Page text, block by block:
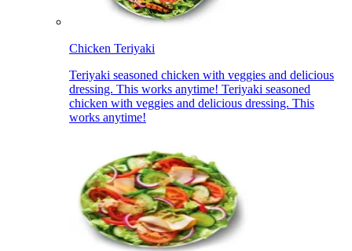
Chicken Teriyaki​​​​‌ ‍ ​‍​‍‌‍ ‌ ​‍‌‍‍‌‌‍‌ ‌‍‍‌‌‍ ‍​‍​‍​ ‍‍​‍​‍‌ ​ ‌‍​‌‌‍ ‍‌‍‍‌‌ ‌​‌ ‍‌​‍ ‍‌‍‍‌‌‍ ​‍​‍​‍ ​​‍​‍‌‍‍​‌ ​‍‌‍‌‌‌‍‌‍​‍​‍​ ‍‍​‍​‍‌‍‍​‌ ‌​‌ ‌​‌ ​​‌ ​ ​ ‍‍​‍ ​‍ ‌‍ ‍‌‍ ‌ ​‍‌‍‌​‌‍‍‌‌‍​ ​‍ ‌‌‍​‍‌‍‍‌‌ ‌​‌‍‌‌‌ ​ ​‍ ‌‌‍‌ ‌ ​‍‌‍ ‌ ‌‌‌ ​​​‍ ‌‌ ​ ‌ ‌​‌ ‌‌‌‍‌​‌‍‍‌‌‍ ​‍ ‍‌ ‌‍‌‍‌‌‌ ​‍‌‍​ ‌‍‌‌‌‍ ​​‍ ‍‌‍​‌‌ ​​‌ ​​​‍ ‌‍‍‌‌‍ ‍‌ ‌​‌‍‌‌‌‍ ‍‌ ‌​​‍ ‌‍‌‌‌‍‌​‌‍‍‌‌ ‌​​‍ ‌‍ ‌‌‍ ‌‍‌​‌‍‌‌​ ‌‌ ​​‌ ​‍‌‍‌‌‌ ​ ‌‍‌‌‌‍ ‍‌ ‌​‌‍​‌‌ ‌​‌‍‍‌‌‍ ‌‍ ‍​ ‍ ‌‍‍‌‌‍‌​​ ‌​ ‍‌‌‍‌​​ ‍​​ ‍‌‌‍‌‍​ ‌‍‌‍​‍‌‍​‍​‍ ‌‌‍​ ‌‍​ ​ ‌‌‌‍‌​​‍ ‌​ ‌​‌‍‌​‌‍​‌​ ​​​‍ ‌‌‍​‌​ ‌‍‌‍​‌​ ‌‍​‍ ‌​ ‌‍​ ​ ‌‍‌‌​ ​​‌‍​‌​ ‌ ‌‍‌‌‌‍‌​‌‍‌‌​ ‍‌‌‍‌​​ ​​​ ‍ ‌ ‌​‌ ‍‌‌ ​​‌‍‌‌​ ‌‌ ​​‌ ​‍‌‍ ‌‍‌​‌ ‌‌‌‍​ ‌ ‌​​ ‍ ‌ ​​‌‍​‌‌ ‌​‌‍‍​​ ‌‌‍ ‍‌‍​‌‌‍ ‌‌‍‌‌​‍‌‌​ ‌‌‌​​‍‌‌ ‌‍‍ ‌‍‌‌‌ ‍‌​‍‌‌​ ​ ‌​‌​​‍‌‌​ ​ ‌​‌​​‍‌‌​ ​‍​ ​‍‌‍‌‌‌‍ ‍​‍‌‌​ ​‍​ ​‍​‍‌‌​ ‌‌‌​‌​​‍ ‍‌ ‌‍‌‍​‌‌‍ ​‌ ‌‌‌‍‌‌​ ‌‍​‍‌‍​‌‌ ​ ‌‍‌‌‌‌‌‌‌ ​‍‌‍ ​​ ‌‌‍‍​‌ ‌​‌ ‌​‌ ​​‌ ​ ​‍‌‌​ ​ ‌​​‌​‍‌‌​ ​‍‌​‌‍​‍‌‌​ ​‍‌​‌‍‌‍ ‍‌‍ ‌ ​‍‌‍‌​‌‍‍‌‌‍​ ​‍ ‌‌‍​‍‌‍‍‌‌ ‌​‌‍‌‌‌ ​ ​‍ ‌‌‍‌ ‌ ​‍‌‍ ‌ ‌‌‌ ​​​‍ ‌‌ ​ ‌ ‌​‌ ‌‌‌‍‌​‌‍‍‌‌‍ ​‍ ‍‌ ‌‍‌‍‌‌‌ ​‍‌‍​ ‌‍‌‌‌‍ ​​‍ ‍‌‍​‌‌ ​​‌ ​​​‍‌‍‌‍‍‌‌‍‌​​ ‌​ ‍‌‌‍‌​​ ‍​​ ‍‌‌‍‌‍​ ‌‍‌‍​‍‌‍​‍​‍ ‌‌‍​ ‌‍​ ​ ‌‌‌‍‌​​‍ ‌​ ‌​‌‍‌​‌‍​‌​ ​​​‍ ‌‌‍​‌​ ‌‍‌‍​‌​ ‌‍​‍ ‌​ ‌‍​ ​ ‌‍‌‌​ ​​‌‍​‌​ ‌ ‌‍‌‌‌‍‌​‌‍‌‌​ ‍‌‌‍‌​​ ​​​‍‌‍‌ ‌​‌ ‍‌‌ ​​‌‍‌‌​ ‌‌ ​​‌ ​‍‌‍ ‌‍‌​‌ ‌‌‌‍​ ‌ ‌​​‍‌‍‌ ​​‌‍​‌‌ ‌​‌‍‍​​ ‌‌‍ ‍‌‍​‌‌‍ ‌‌‍‌‌​‍‌‌​ ‌‌‌​​‍‌‌ ‌‍‍ ‌‍‌‌‌ ‍‌​‍‌‌​ ​ ‌​‌​​‍‌‌​ ​ ‌​‌​​‍‌‌​ ​‍​ ​‍‌‍‌‌‌‍ ‍​‍‌‌​ ​‍​ ​‍​‍‌‌​ ‌‌‌​‌​​‍ ‍‌ ‌‍‌‍​‌‌‍ ​‌ ‌‌‌‍‌‌​‍‌‍‌ ​​‌‍‌‌‌ ​‍‌ ​ ‌ ​​‌‍‌‌‌‍​ ‌ ‌​‌‍‍‌‌ ‌‍‌‍‌‌​ ‌‌ ​​‌ ‌‌‌‍​‍‌‍ ​‌‍‍‌‌ ​ ‌‍‍​‌‍‌‌‌‍‌​​‍​‍‌ ‌
Teriyaki seasoned chicken with veggies and delicious
dressing. This works anytime! Teriyaki seasoned
chicken with veggies and delicious dressing. This
works anytime!​​​​‌ ‍ ​‍​‍‌‍ ‌ ​‍‌‍‍‌‌‍‌ ‌‍‍‌‌‍ ‍​‍​‍​ ‍‍​‍​‍‌ ​ ‌‍​‌‌‍ ‍‌‍‍‌‌ ‌​‌ ‍‌​‍ ‍‌‍‍‌‌‍ ​‍​‍​‍ ​​‍​‍‌‍‍​‌ ​‍‌‍‌‌‌‍‌‍​‍​‍​ ‍‍​‍​‍‌‍‍​‌ ‌​‌ ‌​‌ ​​‌ ​ ​ ‍‍​‍ ​‍ ‌‍ ‍‌‍ ‌ ​‍‌‍‌​‌‍‍‌‌‍​ ​‍ ‌‌‍​‍‌‍‍‌‌ ‌​‌‍‌‌‌ ​ ​‍ ‌‌‍‌ ‌ ​‍‌‍ ‌ ‌‌‌ ​​​‍ ‌‌ ​ ‌ ‌​‌ ‌‌‌‍‌​‌‍‍‌‌‍ ​‍ ‍‌ ‌‍‌‍‌‌‌ ​‍‌‍​ ‌‍‌‌‌‍ ​​‍ ‍‌‍​‌‌ ​​‌ ​​​‍ ‌‍‍‌‌‍ ‍‌ ‌​‌‍‌‌‌‍ ‍‌ ‌​​‍ ‌‍‌‌‌‍‌​‌‍‍‌‌ ‌​​‍ ‌‍ ‌‌‍ ‌‍‌​‌‍‌‌​ ‌‌ ​​‌ ​‍‌‍‌‌‌ ​ ‌‍‌‌‌‍ ‍‌ ‌​‌‍​‌‌ ‌​‌‍‍‌‌‍ ‌‍ ‍​ ‍ ‌‍‍‌‌‍‌​​ ‌​ ‍‌‌‍‌​​ ‍​​ ‍‌‌‍‌‍​ ‌‍‌‍​‍‌‍​‍​‍ ‌‌‍​ ‌‍​ ​ ‌‌‌‍‌​​‍ ‌​ ‌​‌‍‌​‌‍​‌​ ​​​‍ ‌‌‍​‌​ ‌‍‌‍​‌​ ‌‍​‍ ‌​ ‌‍​ ​ ‌‍‌‌​ ​​‌‍​‌​ ‌ ‌‍‌‌‌‍‌​‌‍‌‌​ ‍‌‌‍‌​​ ​​​ ‍ ‌ ‌​‌ ‍‌‌ ​​‌‍‌‌​ ‌‌ ​​‌ ​‍‌‍ ‌‍‌​‌ ‌‌‌‍​ ‌ ‌​​ ‍ ‌ ​​‌‍​‌‌ ‌​‌‍‍​​ ‌‌ ​ ‌‍‍​‌‍ ‌ ​‍‌ ‌​‌​‌​‌‍‌‌‌ ​ ‌‍​ ‌ ​‍‌‍‍‌‌ ​​‌ ‌​‌‍‍‌‌‍ ‌‍ ‍​‍‌‌​ ‌‌‌​​‍‌‌ ‌‍‍ ‌‍‌‌‌ ‍‌​‍‌‌​ ​ ‌​‌​​‍‌‌​ ​ ‌​‌​​‍‌‌​ ​‍​ ​‍‌‍‌‌‌‍ ‍​‍‌‌​ ​‍​ ​‍​‍‌‌​ ‌‌‌​‌​​‍ ‍‌ ‌‍‌‍​‌‌‍ ​‌ ‌‌‌‍‌‌​ ‌‍​‍‌‍​‌‌ ​ ‌‍‌‌‌‌‌‌‌ ​‍‌‍ ​​ ‌‌‍‍​‌ ‌​‌ ‌​‌ ​​‌ ​ ​‍‌‌​ ​ ‌​​‌​‍‌‌​ ​‍‌​‌‍​‍‌‌​ ​‍‌​‌‍‌‍ ‍‌‍ ‌ ​‍‌‍‌​‌‍‍‌‌‍​ ​‍ ‌‌‍​‍‌‍‍‌‌ ‌​‌‍‌‌‌ ​ ​‍ ‌‌‍‌ ‌ ​‍‌‍ ‌ ‌‌‌ ​​​‍ ‌‌ ​ ‌ ‌​‌ ‌‌‌‍‌​‌‍‍‌‌‍ ​‍ ‍‌ ‌‍‌‍‌‌‌ ​‍‌‍​ ‌‍‌‌‌‍ ​​‍ ‍‌‍​‌‌ ​​‌ ​​​‍‌‍‌‍‍‌‌‍‌​​ ‌​ ‍‌‌‍‌​​ ‍​​ ‍‌‌‍‌‍​ ‌‍‌‍​‍‌‍​‍​‍ ‌‌‍​ ‌‍​ ​ ‌‌‌‍‌​​‍ ‌​ ‌​‌‍‌​‌‍​‌​ ​​​‍ ‌‌‍​‌​ ‌‍‌‍​‌​ ‌‍​‍ ‌​ ‌‍​ ​ ‌‍‌‌​ ​​‌‍​‌​ ‌ ‌‍‌‌‌‍‌​‌‍‌‌​ ‍‌‌‍‌​​ ​​​‍‌‍‌ ‌​‌ ‍‌‌ ​​‌‍‌‌​ ‌‌ ​​‌ ​‍‌‍ ‌‍‌​‌ ‌‌‌‍​ ‌ ‌​​‍‌‍‌ ​​‌‍​‌‌ ‌​‌‍‍​​ ‌‌ ​ ‌‍‍​‌‍ ‌ ​‍‌ ‌​‌​‌​‌‍‌‌‌ ​ ‌‍​ ‌ ​‍‌‍‍‌‌ ​​‌ ‌​‌‍‍‌‌‍ ‌‍ ‍​‍‌‌​ ‌‌‌​​‍‌‌ ‌‍‍ ‌‍‌‌‌ ‍‌​‍‌‌​ ​ ‌​‌​​‍‌‌​ ​ ‌​‌​​‍‌‌​ ​‍​ ​‍‌‍‌‌‌‍ ‍​‍‌‌​ ​‍​ ​‍​‍‌‌​ ‌‌‌​‌​​‍ ‍‌ ‌‍‌‍​‌‌‍ ​‌ ‌‌‌‍‌‌​‍‌‍‌ ​​‌‍‌‌‌ ​‍‌ ​ ‌ ​​‌‍‌‌‌‍​ ‌ ‌​‌‍‍‌‌ ‌‍‌‍‌‌​ ‌‌ ​​‌ ‌‌‌‍​‍‌‍ ​‌‍‍‌‌ ​ ‌‍‍​‌‍‌‌‌‍‌​​‍​‍‌ ‌